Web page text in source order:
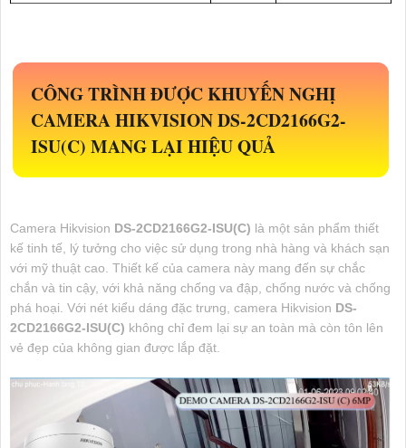
CÔNG TRÌNH ĐƯỢC KHUYẾN NGHỊ
CAMERA HIKVISIONDS-2CD2166G2-
ISU(C) MANG LẠI HIỆU QUẢ
Camera Hikvision DS-2CD2166G2-ISU(C) là một sản phẩm thiết
kế tinh tế, lý tưởng cho việc sử dụng trong nhà hàng và khách sạn
với mỹ thuật cao. Thiết kế của camera này mang đến sự chắc
chắn và tin cậy, với khả năng chống va đập, chống nước và chống
phá hoại. Với nét kiểu dáng đặc trưng, camera Hikvision DS-
2CD2166G2-ISU(C) không chỉ đem lại sự an toàn mà còn tôn lên
vẻ đẹp của không gian được lắp đặt.